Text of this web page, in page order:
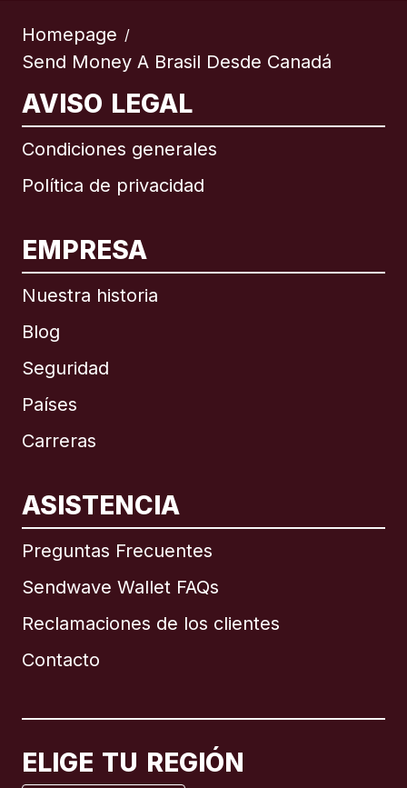
Homepage /
Send Money A Brasil Desde Canadá
AVISO LEGAL
Condiciones generales
Política de privacidad
EMPRESA
Nuestra historia
Blog
Seguridad
Países
Carreras
ASISTENCIA
Preguntas Frecuentes
Sendwave Wallet FAQs
Reclamaciones de los clientes
Contacto
ELIGE TU REGIÓN
Internacional English
Brasil